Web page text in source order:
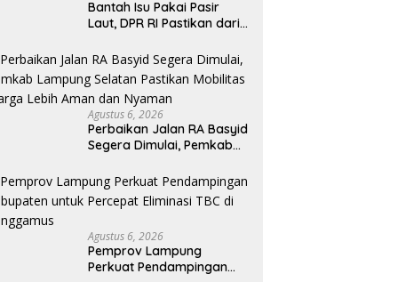
Bantah Isu Pakai Pasir
Laut, DPR RI Pastikan dari
Pengaman Pantai Mandiri
Sejati Sudah Sesuai
Spesifikasi
Agustus 6, 2026
Perbaikan Jalan RA Basyid
Segera Dimulai, Pemkab
Mobilitas Warga Lebih
Aman dan Nyaman
Agustus 6, 2026
Pemprov Lampung
Perkuat Pendampingan